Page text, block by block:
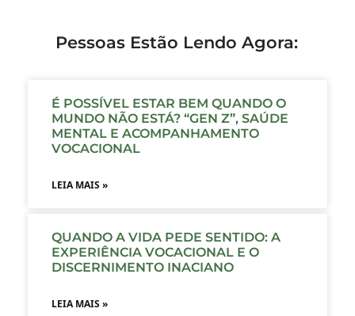
Pessoas Estão Lendo Agora:
É POSSÍVEL ESTAR BEM QUANDO O
MUNDO NÃO ESTÁ? “GEN Z”, SAÚDE
MENTAL E ACOMPANHAMENTO
VOCACIONAL
LEIA MAIS »
QUANDO A VIDA PEDE SENTIDO: A
EXPERIÊNCIA VOCACIONAL E O
DISCERNIMENTO INACIANO
LEIA MAIS »